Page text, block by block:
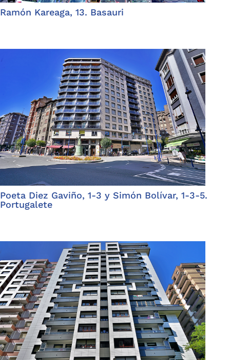
Ramón Kareaga, 13. Basauri
Poeta Diez Gaviño, 1-3 y Simón Bolívar, 1-3-5.
Portugalete